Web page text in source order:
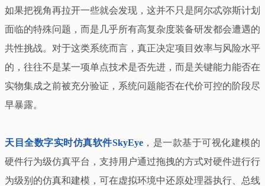
如果把视角再拉开一些就会发现，这并不只是阿尔忒弥斯计划
面临的特殊问题，而是几乎所有高复杂度装备研发都会遭遇的
共性挑战。对于这类系统而言，真正决定项目效率与风险水平
的，往往不是某一项单点技术是否先进，而是关键能力能否在
实物集成之前被充分验证，系统问题能否在代价可控的阶段尽
早暴露。
天目全数字实时仿真软件SkyEye，是一款基于可视化建模的
硬件行为级仿真平台，支持用户通过拖拽的方式对硬件进行行
为级别的仿真和建模，可在虚拟环境中还原处理器执行、总线